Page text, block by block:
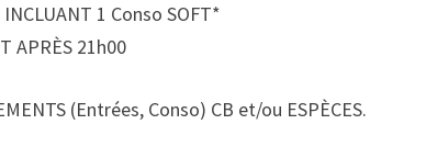
1 Conso SOFT*
APRÈS 21h00
(Entrées, Conso) CB et/ou ESPÈCES.